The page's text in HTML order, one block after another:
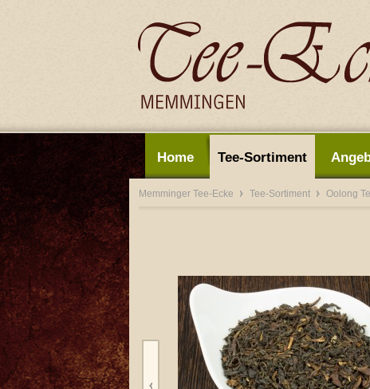
Home Tee-Sortiment
Memminger Tee-Ecke Tee-Sortiment Oolong